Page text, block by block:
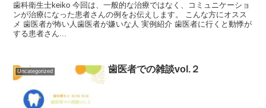
歯科衛生士keiko 今回は、一般的な治療ではなく、コミュニケーショ
ンが治療になった患者さんの例をお伝えします。 こんな方にオスス
メ 歯医者が怖い人歯医者が嫌いな人 実例紹介 歯医者に行くと動悸が
する患者さん...
Uncategorized 歯医者での雑談vol.２